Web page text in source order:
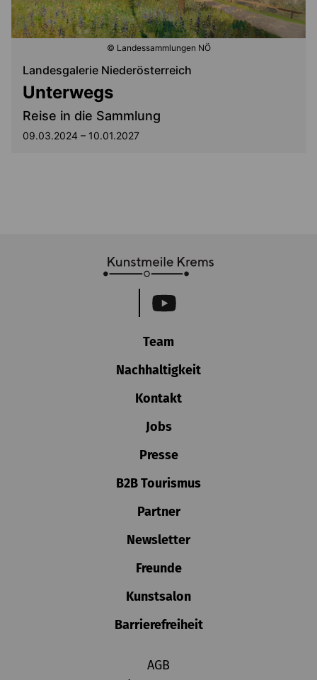
© Landessammlungen NÖ
Landesgalerie Niederösterreich
Unterwegs
Reise in die Sammlung
09.03.2024 – 10.01.2027
Team
Nachhaltigkeit
Kontakt
Jobs
Presse
B2B Tourismus
Partner
Newsletter
Freunde
Kunstsalon
Barrierefreiheit
AGB